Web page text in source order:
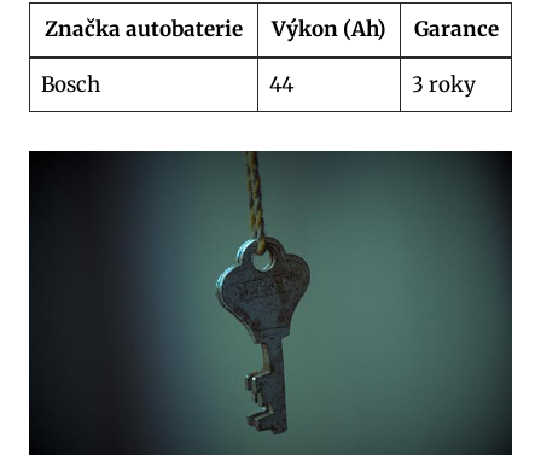
Značka autobaterie Výkon ‍(Ah) Garance
Bosch 44 3 ⁤roky